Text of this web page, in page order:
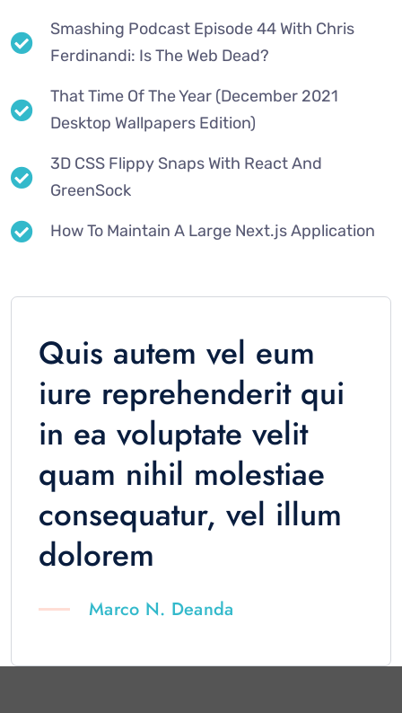
Smashing Podcast Episode 44 With Chris
Ferdinandi: Is The Web Dead?
That Time Of The Year (December 2021
Desktop Wallpapers Edition)
3D CSS Flippy Snaps With React And
GreenSock
How To Maintain A Large Next.js Application
Quis autem vel eum
iure reprehenderit qui
in ea voluptate velit
quam nihil molestiae
consequatur, vel illum
dolorem
Marco N. Deanda